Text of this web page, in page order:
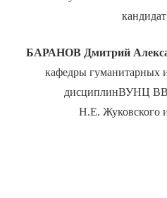
БАРАНОВДмитрий
кафедры гуманитарных
дисциплинВУНЦ
Н.Е. Жуковского